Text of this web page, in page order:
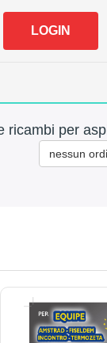
LOGIN
ricambi per
nessun